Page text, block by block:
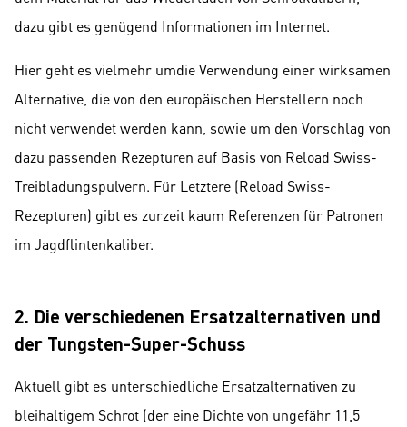
dazu gibt es genügend Informationen im Internet.
Hier geht es vielmehr umdie Verwendung einer wirksamen
Alternative, die von den europäischen Herstellern noch
nicht verwendet werden kann, sowie um den Vorschlag von
dazu passenden Rezepturen auf Basis von Reload Swiss-
Treibladungspulvern. Für Letztere (Reload Swiss-
Rezepturen) gibt es zurzeit kaum Referenzen für Patronen
im Jagdflintenkaliber.
2. Die verschiedenen Ersatzalternativen und
der Tungsten-Super-Schuss
Aktuell gibt es unterschiedliche Ersatzalternativen zu
bleihaltigem Schrot (der eine Dichte von ungefähr 11,5